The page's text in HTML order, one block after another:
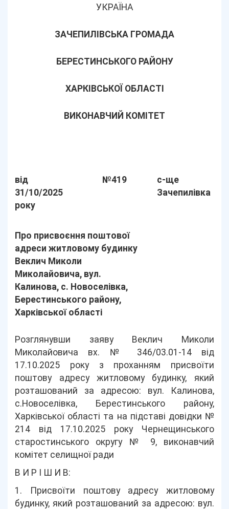
УКРАЇНА
ЗАЧЕПИЛІВСЬКА ГРОМАДА
БЕРЕСТИНСЬКОГО РАЙОНУ
ХАРКІВСЬКОЇ ОБЛАСТІ
ВИКОНАВЧИЙ КОМІТЕТ
від
31/10/2025
року
№419
с-ще
Зачепилівка
Про присвоєння поштової
адреси житловому будинку
Веклич Миколи
Миколайовича, вул.
Калинова, с. Новоселівка,
Берестинського району,
Харківської області
Розглянувши заяву Веклич Миколи
Миколайовича вх. № 346/03.01-14 від
17.10.2025 року з проханням присвоїти
поштову адресу житловому будинку, який
розташований за адресою: вул. Калинова,
с.Новоселівка, Берестинського району,
Харківської області та на підставі довідки №
214 від 17.10.2025 року Чернещинського
старостинського округу № 9, виконавчий
комітет селищної ради
В И Р І Ш И В:
1. Присвоїти поштову адресу житловому
будинку, який розташований за адресою: вул.